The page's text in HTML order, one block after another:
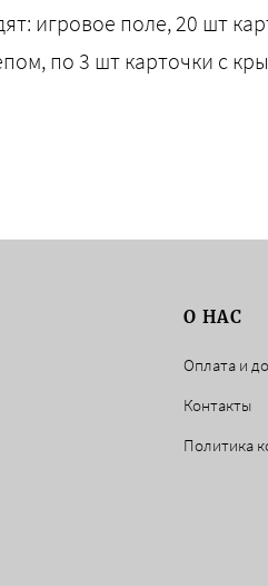
игровое поле, 20 шт
по 3 шт карточки с
О НАС
Оплата и
Контакты
Политика